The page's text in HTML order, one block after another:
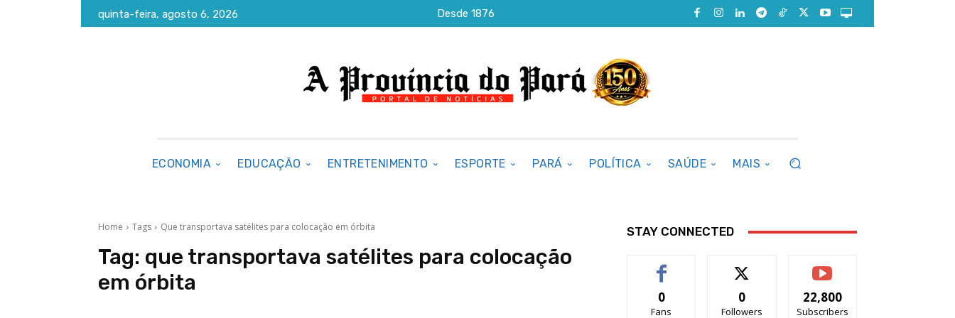
quinta-feira, agosto 6, 2026 Desde 1876
ECONOMIA EDUCAÇÃO ENTRETENIMENTO ESPORTE PARÁ POLÍTICA SAÚDE MAIS
Home Tags Que transportava satélites para colocação em órbita
Tag: que transportava satélites para colocação
em órbita
STAY CONNECTED
0
Fans
0
Followers
22,800
Subscribers